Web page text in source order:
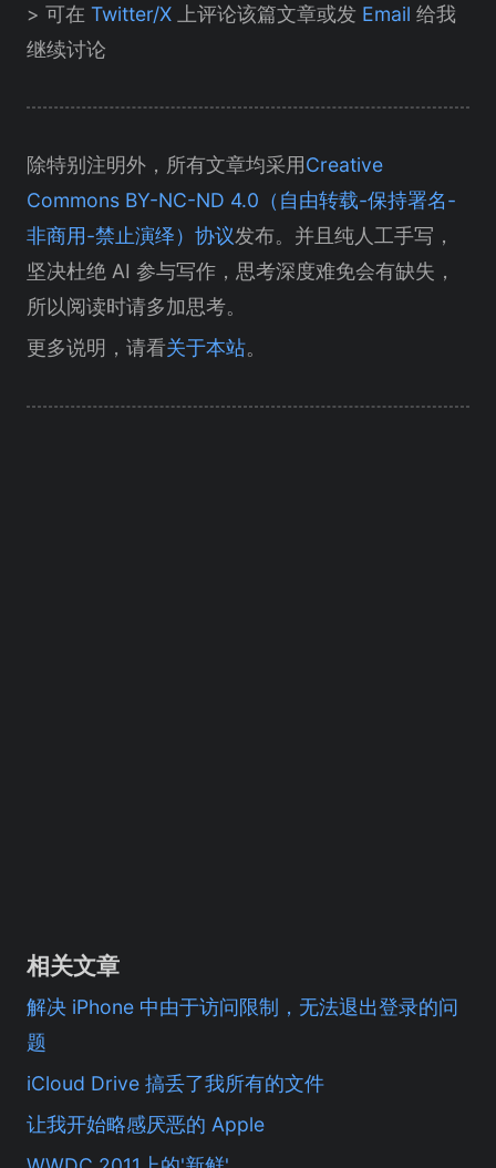
> 可在 Twitter/X 上评论该篇文章或发 Email 给我
继续讨论
除特别注明外，所有文章均采用Creative
Commons BY-NC-ND 4.0（自由转载-保持署名-
非商用-禁止演绎）协议发布。并且纯人工手写，
坚决杜绝 AI 参与写作，思考深度难免会有缺失，
所以阅读时请多加思考。
更多说明，请看关于本站。
相关文章
解决 iPhone 中由于访问限制，无法退出登录的问
题
iCloud Drive 搞丢了我所有的文件
让我开始略感厌恶的 Apple